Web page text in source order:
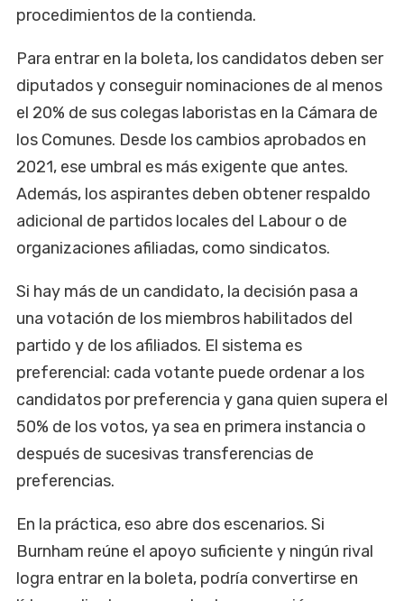
procedimientos de la contienda.
Para entrar en la boleta, los candidatos deben ser
diputados y conseguir nominaciones de al menos
el 20% de sus colegas laboristas en la Cámara de
los Comunes. Desde los cambios aprobados en
2021, ese umbral es más exigente que antes.
Además, los aspirantes deben obtener respaldo
adicional de partidos locales del Labour o de
organizaciones afiliadas, como sindicatos.
Si hay más de un candidato, la decisión pasa a
una votación de los miembros habilitados del
partido y de los afiliados. El sistema es
preferencial: cada votante puede ordenar a los
candidatos por preferencia y gana quien supera el
50% de los votos, ya sea en primera instancia o
después de sucesivas transferencias de
preferencias.
En la práctica, eso abre dos escenarios. Si
Burnham reúne el apoyo suficiente y ningún rival
logra entrar en la boleta, podría convertirse en